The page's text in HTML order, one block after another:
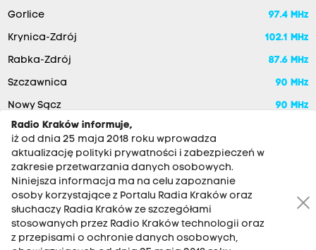
Gorlice 97.4 MHz
Krynica-Zdrój 102.1 MHz
Rabka-Zdrój 87.6 MHz
Szczawnica 90 MHz
Nowy Sącz 90 MHz
RADIO KRAKÓW SA. Aleja Juliusza Słowackiego 22, 30-007
Radio Kraków informuje,
iż od dnia 25 maja 2018 roku wprowadza
aktualizację polityki prywatności i zabezpieczeń w
zakresie przetwarzania danych osobowych.
Niniejsza informacja ma na celu zapoznanie
osoby korzystające z Portalu Radia Kraków oraz
słuchaczy Radia Kraków ze szczegółami
stosowanych przez Radio Kraków technologii oraz
z przepisami o ochronie danych osobowych,